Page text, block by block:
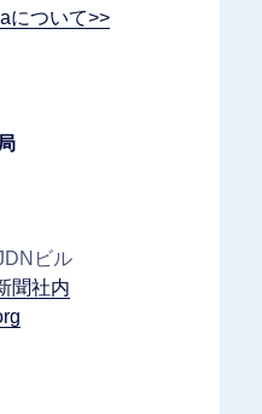
について>>
ビル
聞社内